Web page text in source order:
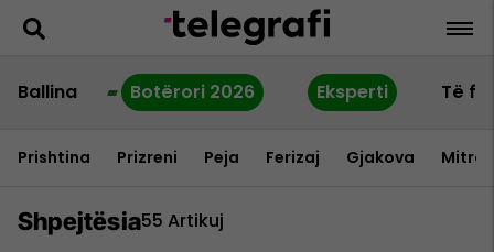
Ballina Botërori 2026 Eksperti Të
Prishtina Prizreni Peja Ferizaj Gjakova
Shpejtësia55 Artikuj